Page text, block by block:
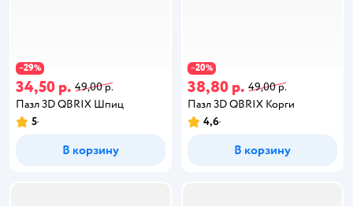
−29%
34,50 р. 49,00 р.
Пазл 3D QBRIX Шпиц
5
В корзину
−20%
38,80 р. 49,00 р.
Пазл 3D QBRIX Корги
4,6
В корзину